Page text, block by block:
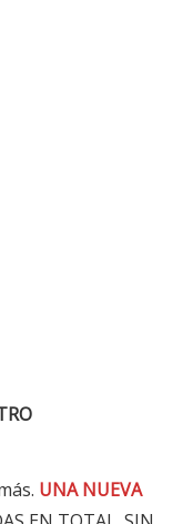
UNA NUEVA